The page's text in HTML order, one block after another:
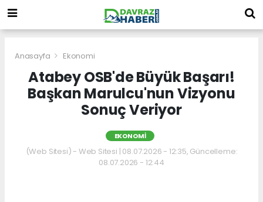
Anasayfa Ekonomi
Atabey OSB'de Büyük Başarı!
Başkan Marulcu'nun Vizyonu
Sonuç Veriyor
EKONOMI
(Web Sitesi) - Web Sitesi | 08.07.2026 - 12:35, Güncelleme:
08.07.2026 - 12:44